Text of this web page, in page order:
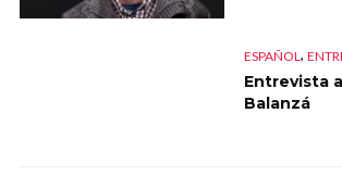
ESPAÑOL ,
Entrevista
Balanzá